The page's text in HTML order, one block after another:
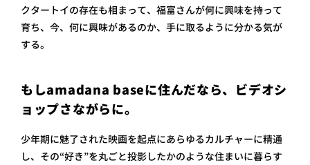
クタートイの存在も相まって、福富さんが何に興味を持って
育ち、今、何に興味があるのか、手に取るように分かる気が
する。
もしamadana baseに住んだなら、ビデオシ
ョップさながらに。
少年期に魅了された映画を起点にあらゆるカルチャーに精通
し、その“好き”を丸ごと投影したかのような住まいに暮らす